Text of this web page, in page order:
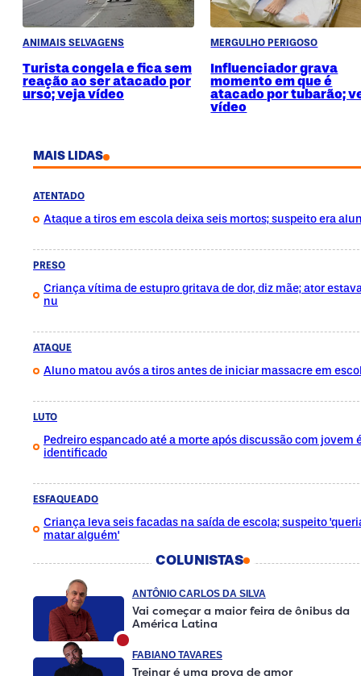
ANIMAIS SELVAGENS
Turista congela e fica sem
reação ao ser atacado por
urso; veja vídeo
MERGULHO PERIGOSO
Influenciador grava
momento em que é
atacado por tubarão;
vídeo
MAIS LIDAS
ATENTADO
Ataque a tiros em escola deixa seis mortos; suspeito era
PRESO
Criança vítima de estupro gritava de dor, diz mãe; ator
nu
ATAQUE
Aluno matou avós a tiros antes de iniciar massacre em
LUTO
Pedreiro espancado até a morte após discussão com jovem
identificado
ESFAQUEADO
Criança leva seis facadas na saída de escola; suspeito
matar alguém'
COLUNISTAS
ANTÔNIO CARLOS DA SILVA
Vai começar a maior feira de ônibus da
América Latina
FABIANO TAVARES
Treinar é uma prova de amor